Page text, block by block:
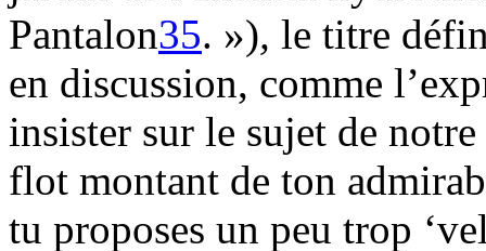
Pantalon35. »), le titre
en discussion, comme
insister sur le sujet de
flot montant de ton
tu proposes un peu trop